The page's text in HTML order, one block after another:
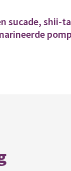
sucade, shii-